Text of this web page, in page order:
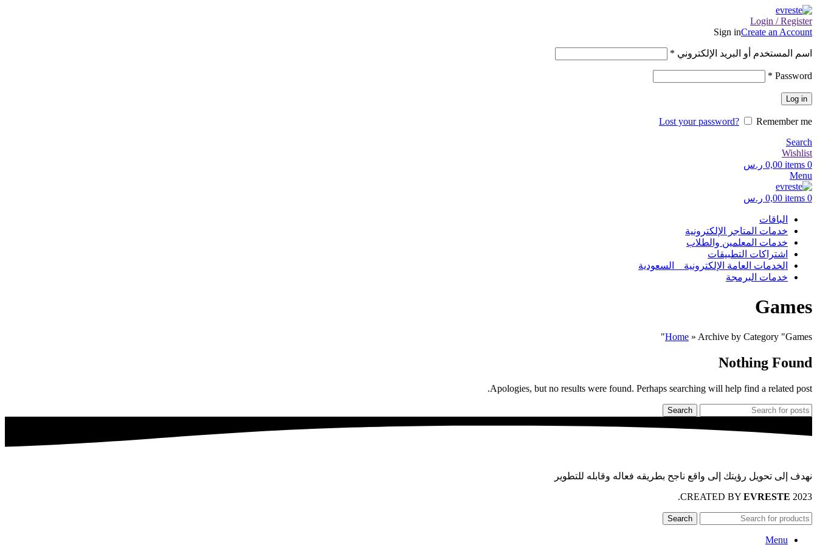
Login / Register
Sign inCreate an Account
اسم المستخدم أو البريد الإلكتروني *
Password
*
Log in
Lost your password?
Remember me
Search
Wishlist
0
items
0,00 ر.س
Menu
0
items
0,00 ر.س
الباقات
خدمات المتاجر الإلكترونية
خدمات المعلمين والطلاب
اشتراكات التطبيقات
الخدمات العامة الإلكترونية _ السعودية
خدمات البرمجة
Games
Home » Archive by Category "Games"
Nothing Found
Apologies, but no results were found. Perhaps searching will help find a related post.
Search
نهدف إلى تحويل رؤيتك إلى واقع ناجح بطريقه فعاله وقابله للتطوير
2023 CREATED BY
EVRESTE
.
Search
Menu